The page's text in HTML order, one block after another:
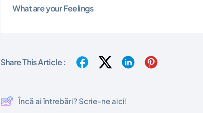
What are your Feelings
Share This Article :
Încă ai întrebări? Scrie-ne aici!